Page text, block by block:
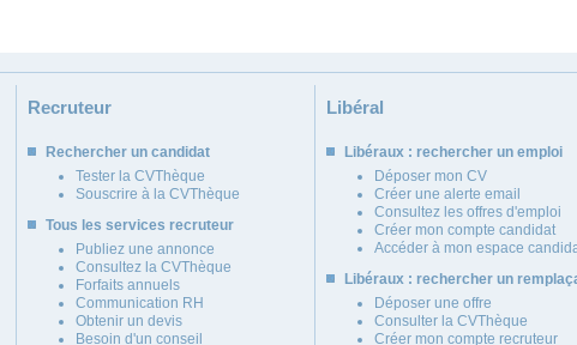
Recruteur
Rechercher un candidat
Tester la CVThèque
Souscrire à la CVThèque
Tous les services recruteur
Publiez une annonce
Consultez la CVThèque
Forfaits annuels
Communication RH
Obtenir un devis
Besoin d'un conseil
Libéral
Libéraux : rechercher un emploi
Déposer mon CV
Créer une alerte email
Consultez les offres d'emploi
Créer mon compte candidat
Accéder à mon espace
Libéraux : rechercher un
Déposer une offre
Consulter la CVThèque
Créer mon compte recruteur